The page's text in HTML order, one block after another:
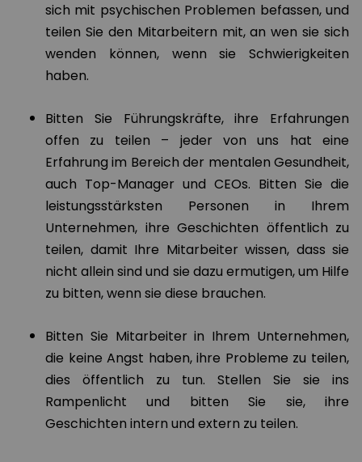
sich mit psychischen Problemen befassen, und
teilen Sie den Mitarbeitern mit, an wen sie sich
wenden können, wenn sie Schwierigkeiten
haben.
Bitten Sie Führungskräfte, ihre Erfahrungen
offen zu teilen – jeder von uns hat eine
Erfahrung im Bereich der mentalen Gesundheit,
auch Top-Manager und CEOs. Bitten Sie die
leistungsstärksten Personen in Ihrem
Unternehmen, ihre Geschichten öffentlich zu
teilen, damit Ihre Mitarbeiter wissen, dass sie
nicht allein sind und sie dazu ermutigen, um Hilfe
zu bitten, wenn sie diese brauchen.
Bitten Sie Mitarbeiter in Ihrem Unternehmen,
die keine Angst haben, ihre Probleme zu teilen,
dies öffentlich zu tun. Stellen Sie sie ins
Rampenlicht und bitten Sie sie, ihre
Geschichten intern und extern zu teilen.